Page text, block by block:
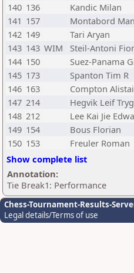
140 136 Kandic Milan
141 157 Montabord
142 149 Tari Aryan
143 143 WIM Steil-Antoni
144 150 Suez-Panama
145 173 Spanton Tim R
146 163 Compton
147 214 Hegvik Leif
148 212 Lee Kai Jie
149 154 Bous Florian
150 153 Freuler Roman
Show complete list
Annotation:
Tie Break1: Performance
Chess-Tournament-Results-
Legal details/Terms of use